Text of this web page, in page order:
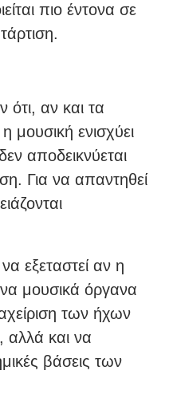
πιο έντονα σε
ότι, αν και τα
μουσική ενισχύει
αποδεικνύεται
Για να απαντηθεί
εξεταστεί αν η
μουσικά όργανα
των ήχων
αλλά και να
βάσεις των